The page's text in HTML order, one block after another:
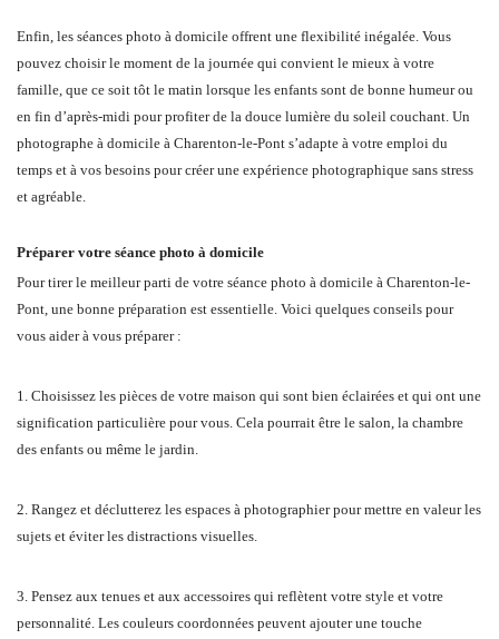
Enfin, les séances photo à domicile offrent une flexibilité inégalée. Vous
pouvez choisir le moment de la journée qui convient le mieux à votre
famille, que ce soit tôt le matin lorsque les enfants sont de bonne humeur ou
en fin d’après-midi pour profiter de la douce lumière du soleil couchant. Un
photographe à domicile à Charenton-le-Pont s’adapte à votre emploi du
temps et à vos besoins pour créer une expérience photographique sans stress
et agréable.
Préparer votre séance photo à domicile
Pour tirer le meilleur parti de votre séance photo à domicile à Charenton-le-
Pont, une bonne préparation est essentielle. Voici quelques conseils pour
vous aider à vous préparer :
1. Choisissez les pièces de votre maison qui sont bien éclairées et qui ont une
signification particulière pour vous. Cela pourrait être le salon, la chambre
des enfants ou même le jardin.
2. Rangez et déclutterez les espaces à photographier pour mettre en valeur les
sujets et éviter les distractions visuelles.
3. Pensez aux tenues et aux accessoires qui reflètent votre style et votre
personnalité. Les couleurs coordonnées peuvent ajouter une touche